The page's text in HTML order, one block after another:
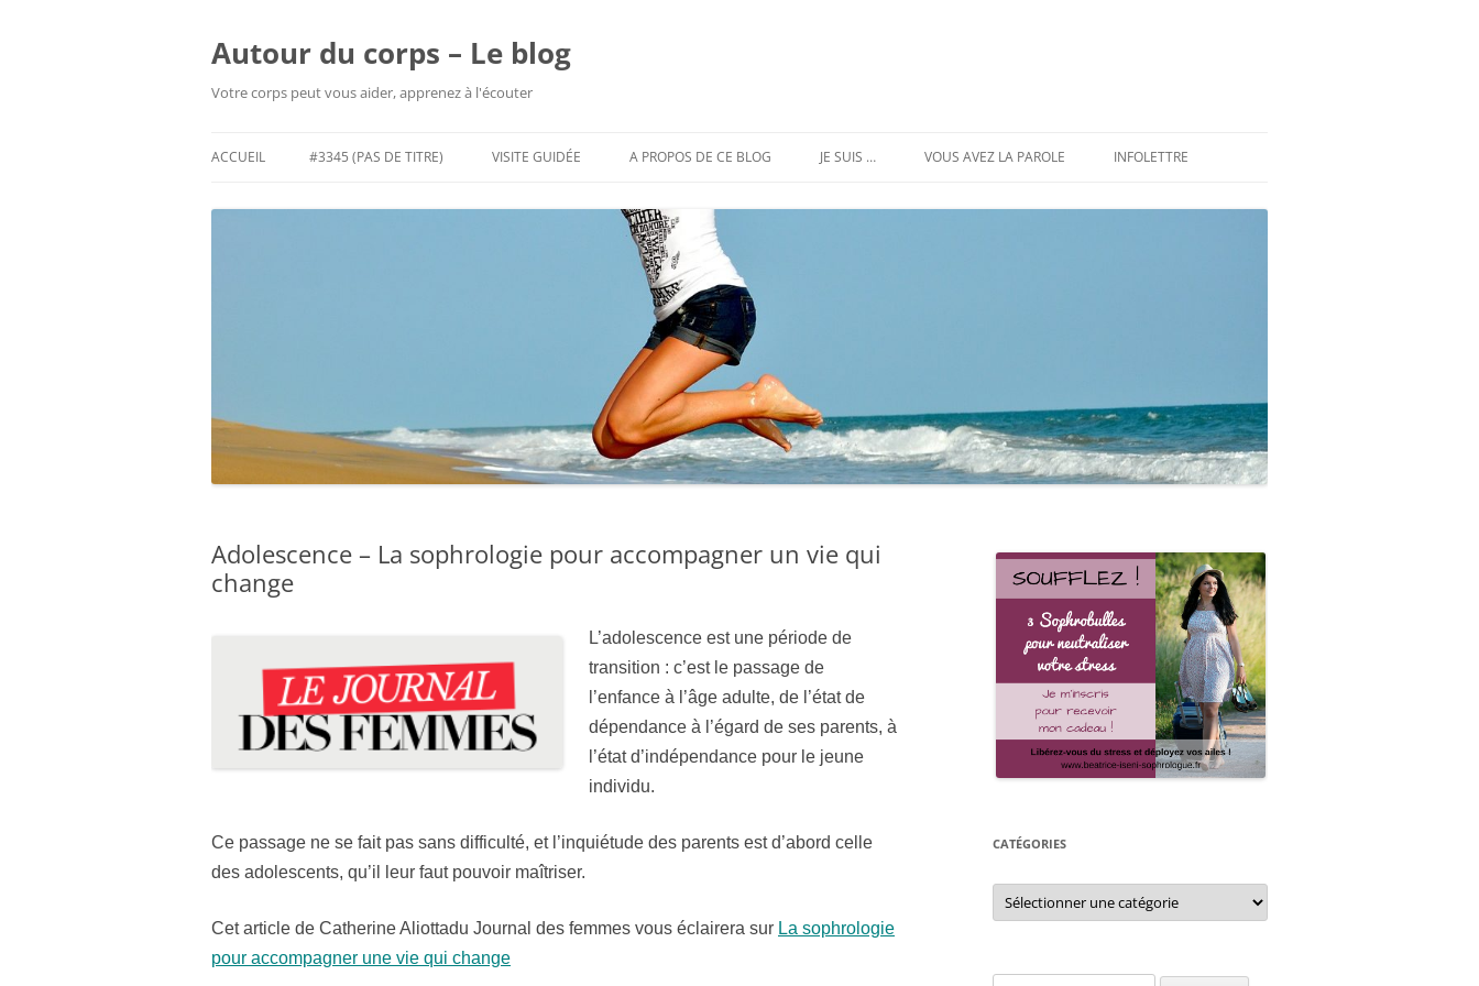
Autour du corps – Le blog
Votre corps peut vous aider, apprenez à l'écouter
ACCUEIL #3345 (PAS DE TITRE) VISITE GUIDÉE A PROPOS DE CE BLOG JE SUIS … VOUS AVEZ LA PAROLE INFOLETTRE
Adolescence – La sophrologie pour accompagner un vie qui
change
L’adolescence est une période de
transition : c’est le passage de
l’enfance à l’âge adulte, de l’état de
dépendance à l’égard de ses parents, à
l’état d’indépendance pour le jeune
individu.
Ce passage ne se fait pas sans difficulté, et l’inquiétude des parents est d’abord celle
des adolescents, qu’il leur faut pouvoir maîtriser.
Cet article de Catherine Aliottadu Journal des femmes vous éclairera sur La sophrologie
pour accompagner une vie qui change
CATÉGORIES
Catégories